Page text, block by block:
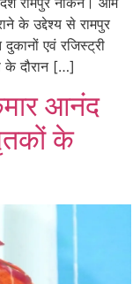
के उद्देश्य से रामपुर
एवं रजिस्ट्री
के दौरान […]
आनंद
के